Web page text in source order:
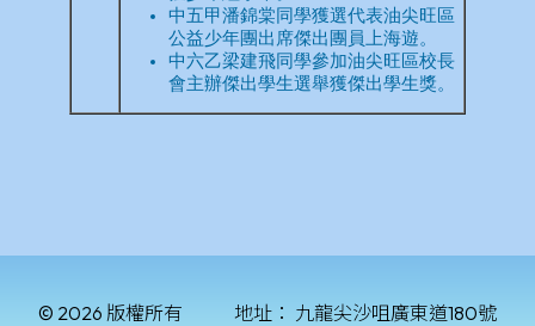
© 2026 版權所有 地址： 九龍尖沙咀廣東道180號